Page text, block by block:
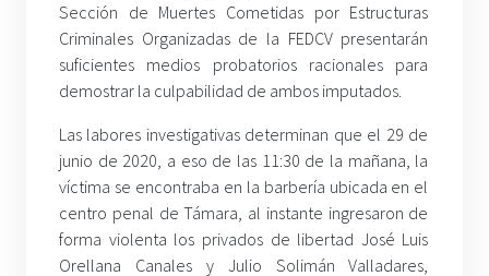
Sección de Muertes Cometidas por Estructuras
Criminales Organizadas de la FEDCV presentarán
suficientes medios probatorios racionales para
demostrar la culpabilidad de ambos imputados.
Las labores investigativas determinan que el 29 de
junio de 2020, a eso de las 11:30 de la mañana, la
víctima se encontraba en la barbería ubicada en el
centro penal de Támara, al instante ingresaron de
forma violenta los privados de libertad José Luis
Orellana Canales y Julio Solimán Valladares,